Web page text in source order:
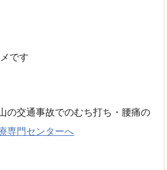
です
の交通事故でのむち打ち・腰痛の
専門センターへ